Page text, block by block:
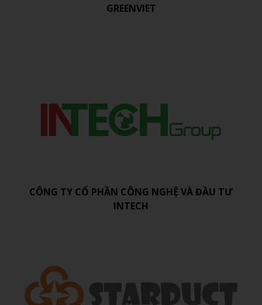
GREENVIET
CÔNG TY CỔ PHẦN CÔNG NGHỆ VÀ ĐẦU TƯ
INTECH